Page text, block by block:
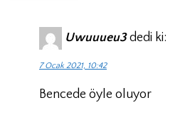
Uwuuueu3 dedi ki:
7 Ocak 2021, 10:42
Bencede öyle oluyor